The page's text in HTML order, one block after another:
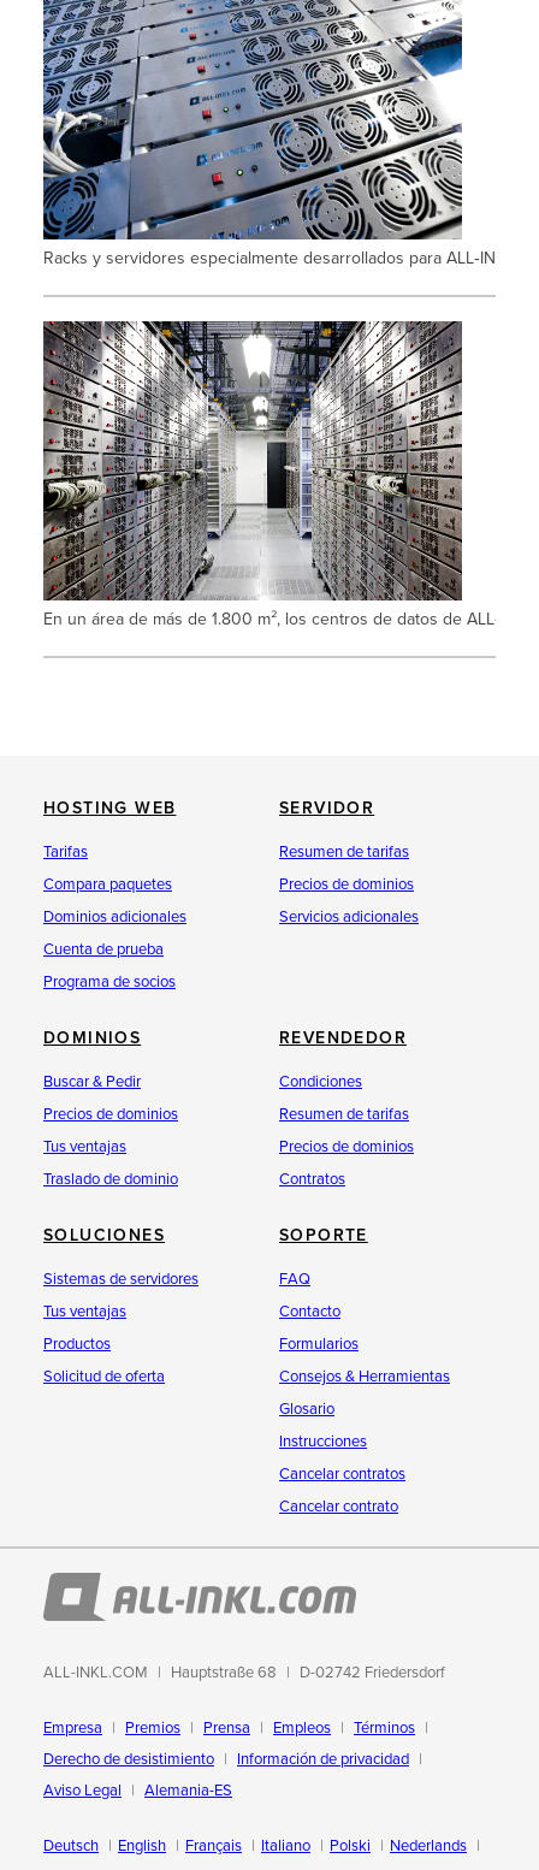
Racks y servidores especialmente desarrollados para
En un área de más de 1.800 m², los centros de datos de ALL-
HOSTING WEB
Tarifas
Compara paquetes
Dominios adicionales
Cuenta de prueba
Programa de socios
SERVIDOR
Resumen de tarifas
Precios de dominios
Servicios adicionales
DOMINIOS
Buscar & Pedir
Precios de dominios
Tus ventajas
Traslado de dominio
REVENDEDOR
Condiciones
Resumen de tarifas
Precios de dominios
Contratos
SOLUCIONES
Sistemas de servidores
Tus ventajas
Productos
Solicitud de oferta
SOPORTE
FAQ
Contacto
Formularios
Consejos & Herramientas
Glosario
Instrucciones
Cancelar contratos
Cancelar contrato
ALL-INKL.COM Hauptstraße 68 D-02742 Friedersdorf
Empresa Premios Prensa Empleos
Términos
Derecho de desistimiento
Información de privacidad
Aviso Legal
Alemania-ES
Deutsch English Français Italiano Polski
Nederlands